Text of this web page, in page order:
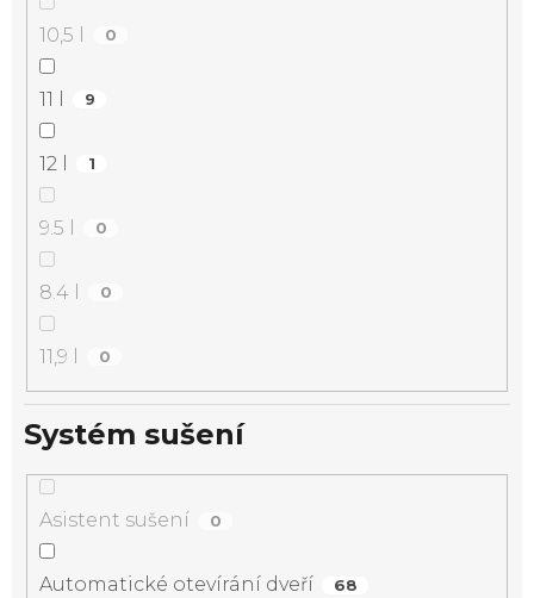
10,5 l 0
11 l 9
12 l 1
9.5 l 0
8.4 l 0
11,9 l 0
Systém sušení
Asistent sušení 0
Automatické otevírání dveří 68